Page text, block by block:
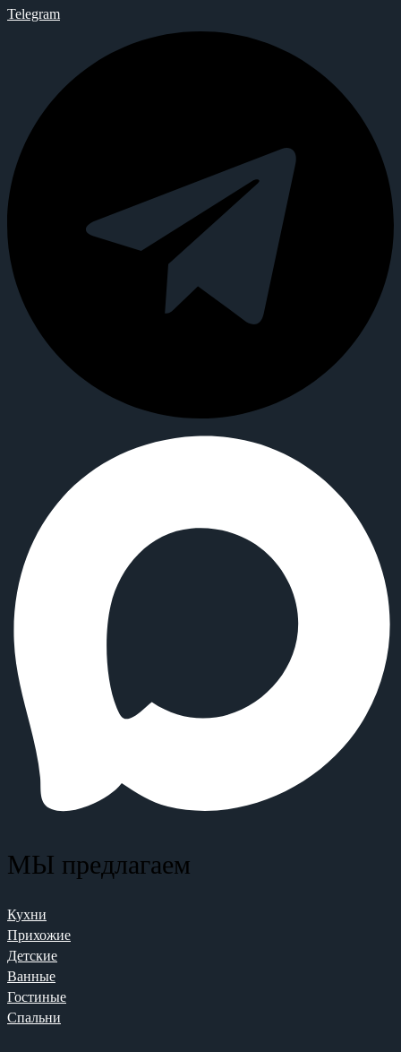
Telegram
МЫ предлагаем
Кухни
Прихожие
Детские
Ванные
Гостиные
Спальни